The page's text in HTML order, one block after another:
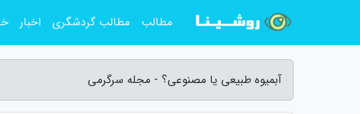
آبمیوه طبیعی یا مصنوعی؟ - مجله سرگرمی
مطالب مطالب گردشگری اخبار